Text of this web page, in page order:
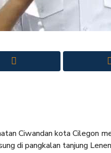
Ciwandan kota Cilegon
di pangkalan tanjung